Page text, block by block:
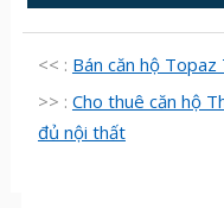
<< : Bán căn hộ
>> : Cho thuê căn hộ
đủ nội thất